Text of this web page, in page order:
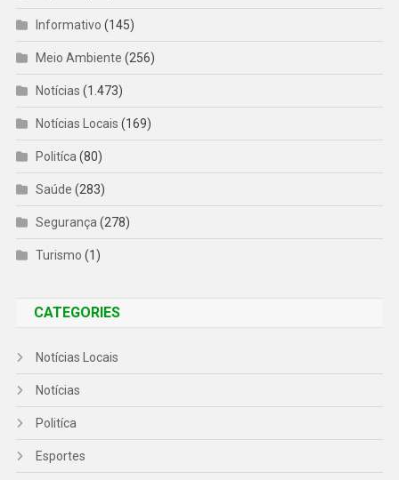
Informativo (145)
Meio Ambiente (256)
Notícias (1.473)
Notícias Locais (169)
Politíca (80)
Saúde (283)
Segurança (278)
Turismo (1)
CATEGORIES
Notícias Locais
Notícias
Politíca
Esportes